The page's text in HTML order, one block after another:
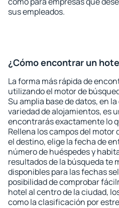
sus empleados.
¿Cómo encontrar un
La forma más rápida de
utilizando el motor de
Su amplia base de datos, en
variedad de alojamientos, es
encontrarás exactamente lo
Rellena los campos del
el destino, elige la fecha de
número de huéspedes y
resultados de la búsqueda te
disponibles para las fechas
posibilidad de comprobar
hotel al centro de la ciudad,
como la clasificación por